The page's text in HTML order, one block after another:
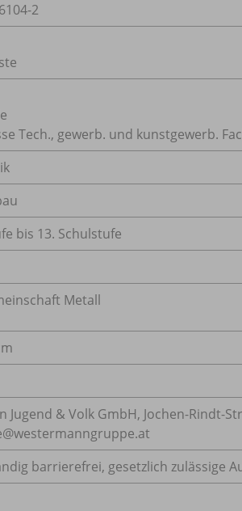
2
Tech., gewerb. und kunstgewerb.
bis 13. Schulstufe
Metall
Jugend & Volk GmbH, Jochen-Rindt-
barrierefrei, gesetzlich zulässige